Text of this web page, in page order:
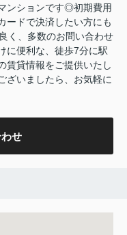
ンションです◎初期費用
ードで決済したい方にも
く、多数のお問い合わせ
に便利な、徒歩7分に駅
賃貸情報をご提供いたし
ざいましたら、お気軽に
せ